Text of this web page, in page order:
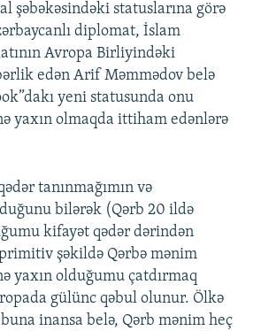
şəbəkəsindəki statuslarına görə
diplomat, İslam
Avropa Birliyindəki
edən Arif Məmmədov belə
yeni statusunda onu
yaxın olmaqda ittiham edənlərə
tanınmağımın və
bilərək (Qərb 20 ildə
kifayət qədər dərindən
şəkildə Qərbə mənim
yaxın olduğumu çatdırmaq
gülünc qəbul olunur. Ölkə
inansa belə, Qərb mənim heç